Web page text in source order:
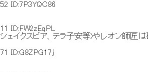
ID:7P3YQC86
ID:FW2zEqPL
イクスピア、テラ子安等)やレオン師匠
ID:G8ZPG17j